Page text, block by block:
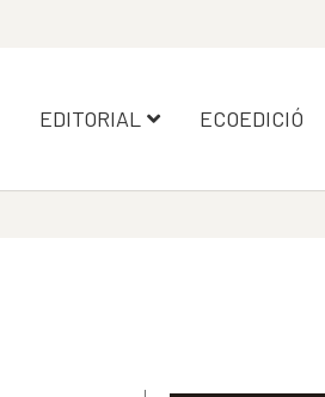
EDITORIAL ECOEDICIÓ